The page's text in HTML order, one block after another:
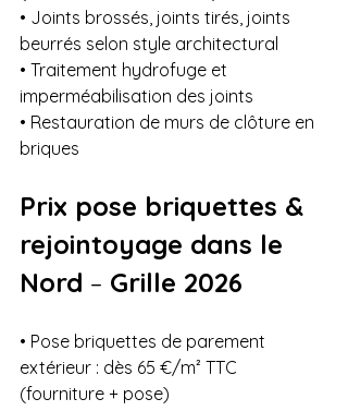
• Joints brossés, joints tirés, joints
beurrés selon style architectural
• Traitement hydrofuge et
imperméabilisation des joints
• Restauration de murs de clôture en
briques
Prix pose briquettes &
rejointoyage dans le
Nord – Grille 2026
• Pose briquettes de parement
extérieur : dès 65 €/m² TTC
(fourniture + pose)